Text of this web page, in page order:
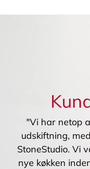
"Vi har netop
udskiftning,
StoneStudio. Vi
nye køkken